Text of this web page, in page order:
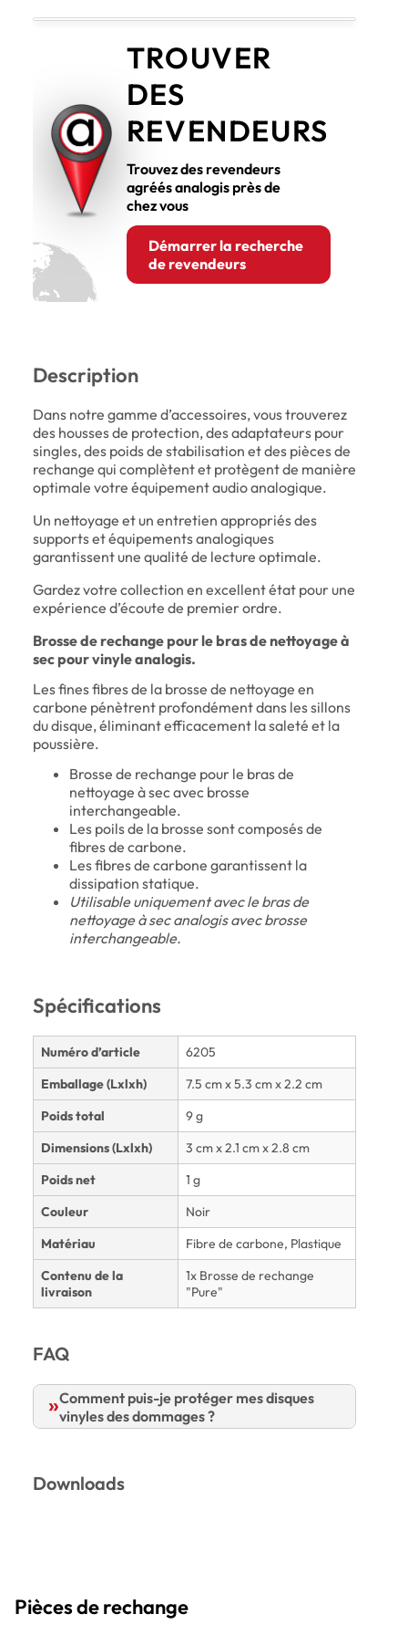
TROUVER
DES
REVENDEURS
Trouvez des revendeurs
agréés analogis près de
chez vous
Démarrer la recherche
de revendeurs
Description
Dans notre gamme d’accessoires, vous trouverez
des housses de protection, des adaptateurs pour
singles, des poids de stabilisation et des pièces de
rechange qui complètent et protègent de manière
optimale votre équipement audio analogique.
Un nettoyage et un entretien appropriés des
supports et équipements analogiques
garantissent une qualité de lecture optimale.
Gardez votre collection en excellent état pour une
expérience d’écoute de premier ordre.
Brosse de rechange pour le bras de nettoyage à
sec pour vinyle analogis.
Les fines fibres de la brosse de nettoyage en
carbone pénètrent profondément dans les sillons
du disque, éliminant efficacement la saleté et la
poussière.
Brosse de rechange pour le bras de
nettoyage à sec avec brosse
interchangeable.
Les poils de la brosse sont composés de
fibres de carbone.
Les fibres de carbone garantissent la
dissipation statique.
Utilisable uniquement avec le bras de
nettoyage à sec analogis avec brosse
interchangeable.
Spécifications
Numéro d’article
6205
Emballage (Lxlxh)
7.5 cm x 5.3 cm x 2.2 cm
Poids total
9 g
Dimensions (Lxlxh)
3 cm x 2.1 cm x 2.8 cm
Poids net
1 g
Couleur
Noir
Matériau
Fibre de carbone, Plastique
Contenu de la
livraison
1x Brosse de rechange
"Pure"
FAQ
Comment puis-je protéger mes disques
vinyles des dommages ?
Downloads
Pièces de rechange